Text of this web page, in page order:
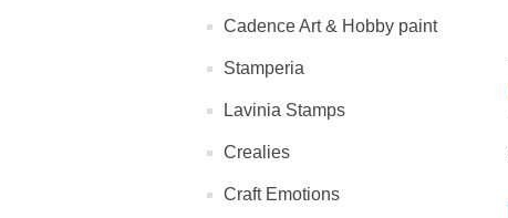
Cadence Art & Hobby paint
Stamperia
Lavinia Stamps
Crealies
Craft Emotions